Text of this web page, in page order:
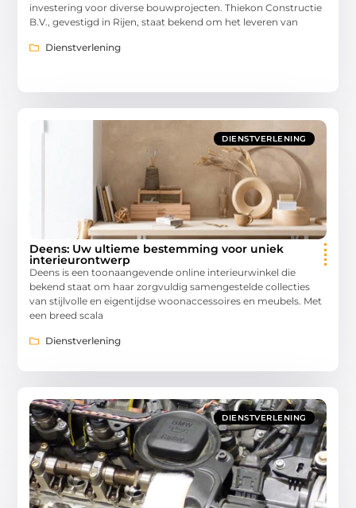
investering voor diverse bouwprojecten. Thiekon Constructie
B.V., gevestigd in Rijen, staat bekend om het leveren van
Dienstverlening
DIENSTVERLENING
Deens: Uw ultieme bestemming voor uniek
interieurontwerp
Deens is een toonaangevende online interieurwinkel die
bekend staat om haar zorgvuldig samengestelde collecties
van stijlvolle en eigentijdse woonaccessoires en meubels. Met
een breed scala
Dienstverlening
DIENSTVERLENING